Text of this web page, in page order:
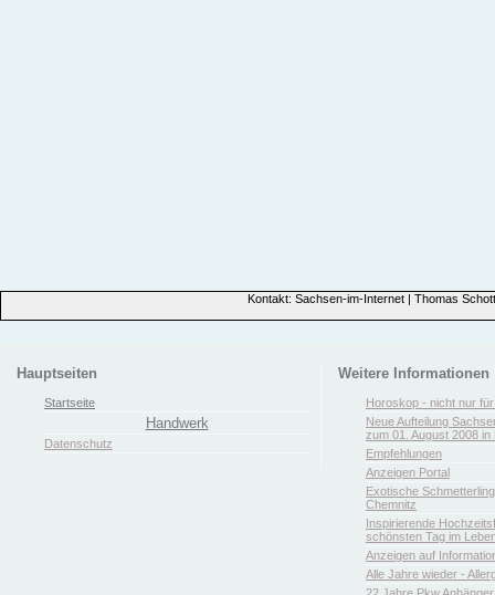
Kontakt: Sachsen-im-Internet | Thomas
Hauptseiten
Startseite
Handwerk
Datenschutz
Weitere Informationen
Horoskop - nicht nur
Neue Aufteilung
zum 01. August 2008 in
Empfehlungen
Anzeigen Portal
Exotische
Chemnitz
Inspirierende
schönsten Tag im
Anzeigen auf
Alle Jahre wieder -